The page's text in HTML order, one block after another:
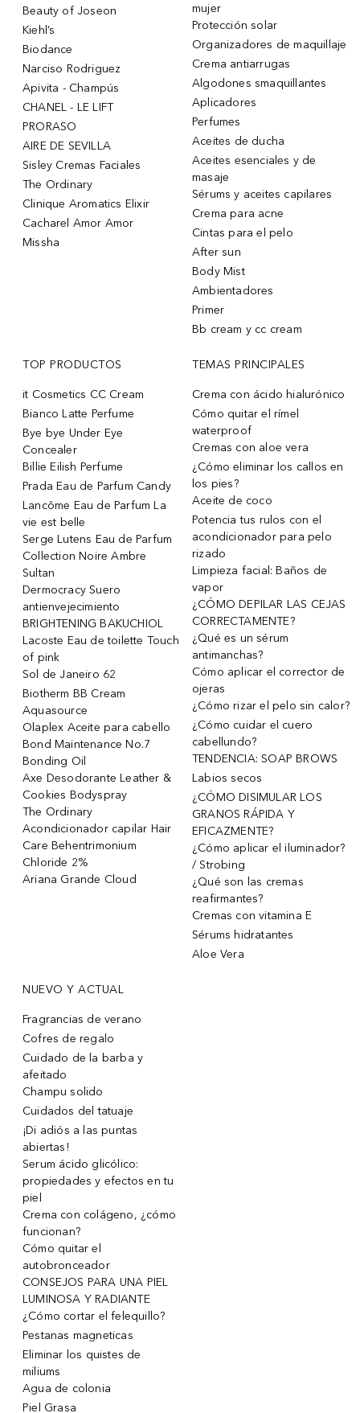
Beauty of Joseon
Kiehl’s
Biodance
Narciso Rodriguez
Apivita - Champús
CHANEL - LE LIFT
PRORASO
AIRE DE SEVILLA
Sisley Cremas Faciales
The Ordinary
Clinique Aromatics Elixir
Cacharel Amor Amor
Missha
mujer
Protección solar
Organizadores de maquillaje
Crema antiarrugas
Algodones smaquillantes
Aplicadores
Perfumes
Aceites de ducha
Aceites esenciales y de
masaje
Sérums y aceites capilares
Crema para acne
Cintas para el pelo
After sun
Body Mist
Ambientadores
Primer
Bb cream y cc cream
TOP PRODUCTOS
it Cosmetics CC Cream
Bianco Latte Perfume
Bye bye Under Eye
Concealer
Billie Eilish Perfume
Prada Eau de Parfum Candy
Lancôme Eau de Parfum La
vie est belle
Serge Lutens Eau de Parfum
Collection Noire Ambre
Sultan
Dermocracy Suero
antienvejecimiento
BRIGHTENING BAKUCHIOL
Lacoste Eau de toilette Touch
of pink
Sol de Janeiro 62
Biotherm BB Cream
Aquasource
Olaplex Aceite para cabello
Bond Maintenance No.7
Bonding Oil
Axe Desodorante Leather &
Cookies Bodyspray
The Ordinary
Acondicionador capilar Hair
Care Behentrimonium
Chloride 2%
Ariana Grande Cloud
TEMAS PRINCIPALES
Crema con ácido hialurónico
Cómo quitar el rímel
waterproof
Cremas con aloe vera
¿Cómo eliminar los callos en
los pies?
Aceite de coco
Potencia tus rulos con el
acondicionador para pelo
rizado
Limpieza facial: Baños de
vapor
¿CÓMO DEPILAR LAS CEJAS
CORRECTAMENTE?
¿Qué es un sérum
antimanchas?
Cómo aplicar el corrector de
ojeras
¿Cómo rizar el pelo sin calor?
¿Cómo cuidar el cuero
cabellundo?
TENDENCIA: SOAP BROWS
Labios secos
¿CÓMO DISIMULAR LOS
GRANOS RÁPIDA Y
EFICAZMENTE?
¿Cómo aplicar el iluminador?
/ Strobing
¿Qué son las cremas
reafirmantes?
Cremas con vitamina E
Sérums hidratantes
Aloe Vera
NUEVO Y ACTUAL
Fragrancias de verano
Cofres de regalo
Cuidado de la barba y
afeitado
Champu solido
Cuidados del tatuaje
¡Di adiós a las puntas
abiertas!
Serum ácido glicólico:
propiedades y efectos en tu
piel
Crema con colágeno, ¿cómo
funcionan?
Cómo quitar el
autobronceador
CONSEJOS PARA UNA PIEL
LUMINOSA Y RADIANTE
¿Cómo cortar el felequillo?
Pestanas magneticas
Eliminar los quistes de
miliums
Agua de colonia
Piel Grasa